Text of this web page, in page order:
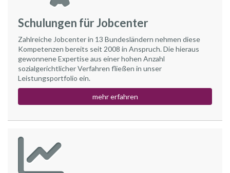
Schulungen für Jobcenter
Zahlreiche Jobcenter in 13 Bundesländern nehmen diese
Kompetenzen bereits seit 2008 in Anspruch. Die hieraus
gewonnene Expertise aus einer hohen Anzahl
sozialgerichtlicher Verfahren fließen in unser
Leistungsportfolio ein.
mehr erfahren